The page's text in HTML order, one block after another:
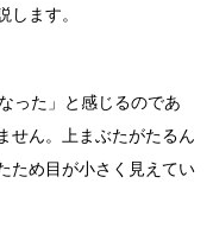
します。
った」と感じるのであ
せん。上まぶたがたるん
ため目が小さく見えてい